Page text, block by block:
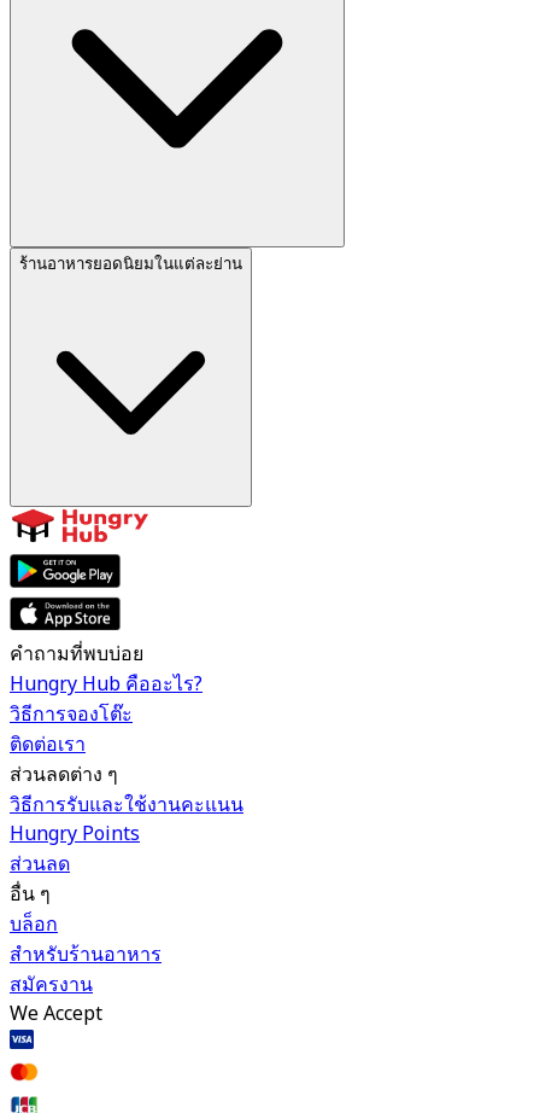
ร้านอาหารยอดนิยมในแต่ละย่าน
คำถามที่พบบ่อย
Hungry Hub คืออะไร?
วิธีการจองโต๊ะ
ติดต่อเรา
ส่วนลดต่าง ๆ
วิธีการรับและใช้งานคะแนน
Hungry Points
ส่วนลด
อื่น ๆ
บล็อก
สำหรับร้านอาหาร
สมัครงาน
We Accept